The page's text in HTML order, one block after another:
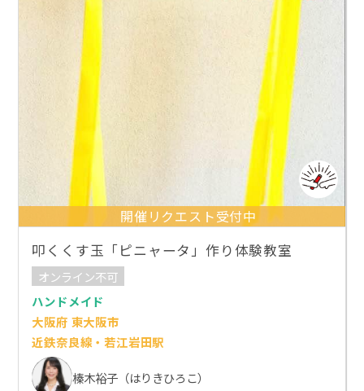
開催リクエスト受付中
叩くくす玉「ピニャータ」作り体験教室
オンライン不可
ハンドメイド
大阪府 東大阪市
近鉄奈良線・若江岩田駅
榛木裕子（はりきひろこ）